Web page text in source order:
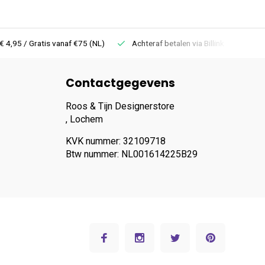
vanaf €75 (NL) Achteraf betalen via Billink
Contactgegevens
Roos & Tijn Designerstore
, Lochem
KVK nummer: 32109718
Btw nummer: NL001614225B29